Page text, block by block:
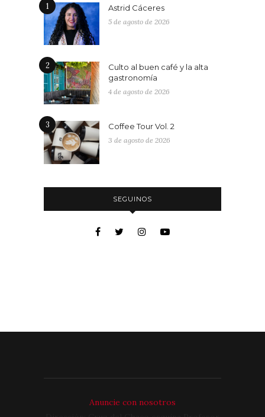
1 Astrid Cáceres
5 de agosto de 2026
2
Culto al buen café y la alta
gastronomía
4 de agosto de 2026
3 Coffee Tour Vol. 2
3 de agosto de 2026
SEGUINOS
Anuncie con nosotros